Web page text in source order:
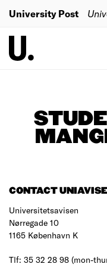
University Post
CONTACT
Universitetsavisen
Nørregade 10
1165 København K
Tlf: 35 32 28 98 (mon-